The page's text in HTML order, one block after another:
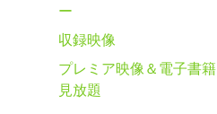
ー
収録映像
プレミア映像＆電子書籍
見放題